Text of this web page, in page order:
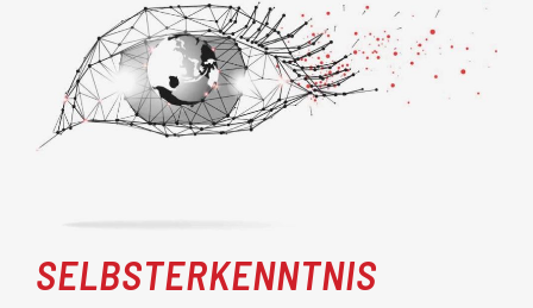
SELBSTERKENNTNIS